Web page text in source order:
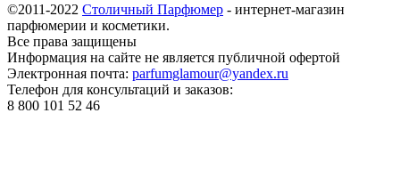
©2011-2022 Столичный Парфюмер - интернет-магазин
парфюмерии и косметики.
Все права защищены
Информация на сайте не является публичной офертой
Электронная почта: parfumglamour@yandex.ru
Телефон для консультаций и заказов:
8 800 101 52 46